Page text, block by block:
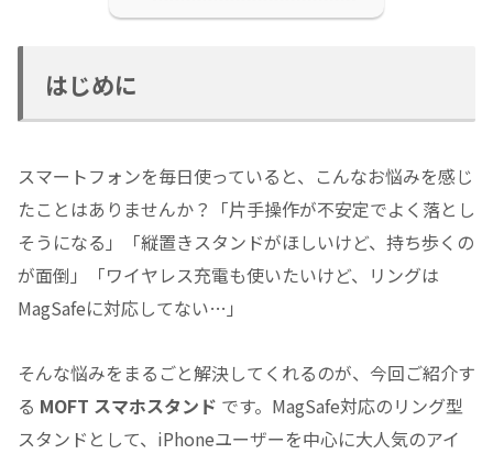
はじめに
スマートフォンを毎日使っていると、こんなお悩みを感じ
たことはありませんか？「片手操作が不安定でよく落とし
そうになる」「縦置きスタンドがほしいけど、持ち歩くの
が面倒」「ワイヤレス充電も使いたいけど、リングは
MagSafeに対応してない…」
そんな悩みをまるごと解決してくれるのが、今回ご紹介す
る MOFT スマホスタンド です。MagSafe対応のリング型
スタンドとして、iPhoneユーザーを中心に大人気のアイ